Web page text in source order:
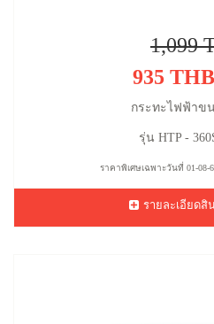
1,099
935 THB
กระทะไฟฟ้าข
รุ่น HTP -
ราคาพิเศษเฉพาะวันที่ 01-08-
รายละเอียดสิ